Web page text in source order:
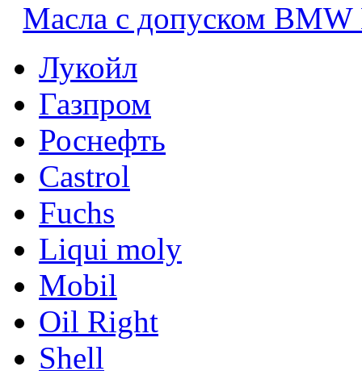
Масла с допуском
Лукойл
Газпром
Роснефть
Castrol
Fuchs
Liqui moly
Mobil
Oil Right
Shell